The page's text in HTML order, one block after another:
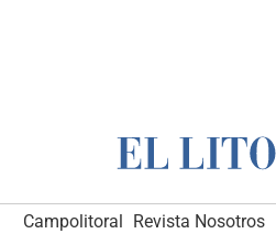
Campolitoral Revista Nosotros